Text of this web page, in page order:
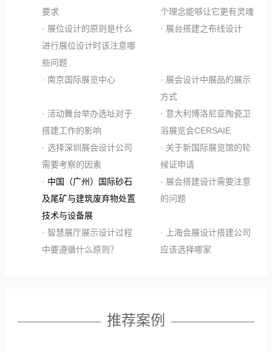
要求
个理念能够让它更有灵魂
· 展位设计的原则是什么
进行展位设计时该注意哪
些问题
· 展台搭建之布线设计
· 南京国际展览中心
· 展会设计中展品的展示
方式
· 活动舞台举办选址对于
搭建工作的影响
· 意大利博洛尼亚陶瓷卫
浴展览会CERSAIE
· 选择深圳展会设计公司
需要考察的因素
· 关于新国际展览馆的轮
候证申请
· 中国（广州）国际砂石
及尾矿与建筑废弃物处置
技术与设备展
· 展会搭建设计需要注意
的问题
· 智慧展厅展示设计过程
中要遵循什么原则？
· 上海会展设计搭建公司
应该选择哪家
推荐案例